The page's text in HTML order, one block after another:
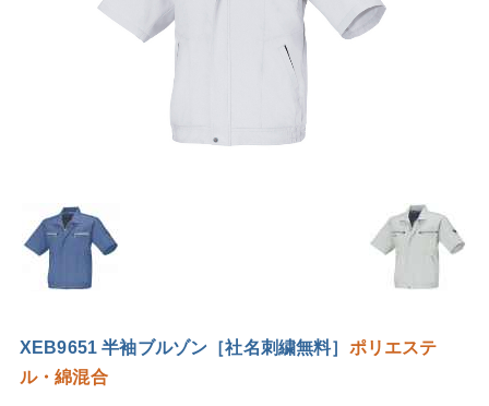
XEB9651 半袖ブルゾン［社名刺繍無料］ ポリエステ
ル・綿混合